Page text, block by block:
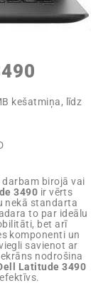
kešatmiņa, līdz
birojā vai
3490 ir vērts
nekā standarta
to par ideālu
bet arī
komponenti un
savienot ar
nodrošina
Latitude 3490